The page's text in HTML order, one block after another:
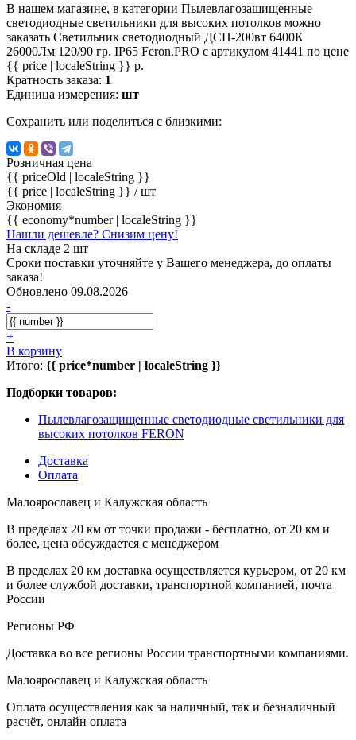
В нашем магазине, в категории Пылевлагозащищенные
светодиодные светильники для высоких потолков можно
заказать Светильник светодиодный ДСП-200вт 6400К
26000Лм 120/90 гр. IP65 Feron.PRO с артикулом 41441 по цене
{{ price | localeString }} р.
Кратность заказа: 1
Единица измерения: шт
Сохранить или поделиться с близкими:
Розничная цена
{{ priceOld | localeString }}
{{ price | localeString }} / шт
Экономия
{{ economy*number | localeString }}
Нашли дешевле? Снизим цену!
На складе 2 шт
Сроки поставки уточняйте у Вашего менеджера, до оплаты
заказа!
Обновлено 09.08.2026
-
+
В корзину
Итого: {{ price*number | localeString }}
Подборки товаров:
Пылевлагозащищенные светодиодные светильники для
высоких потолков FERON
Доставка
Оплата
Малоярославец и Калужская область
В пределах 20 км от точки продажи - бесплатно, от 20 км и
более, цена обсуждается с менеджером
В пределах 20 км доставка осуществляется курьером, от 20 км
и более службой доставки, транспортной компанией, почта
России
Регионы РФ
Доставка во все регионы России транспортными компаниями.
Малоярославец и Калужская область
Оплата осуществления как за наличный, так и безналичный
расчёт, онлайн оплата